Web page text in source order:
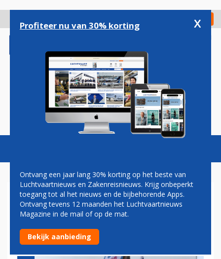
gaan
Check in
Magazine Podcasts Vacatures
AIR FRANCE ONTSLAAT
WERKNEMERS DIE
MANAGERS AANVIELEN
Profiteer nu van 30% korting x
Ontvang een jaar lang 30% korting op het beste van
Luchtvaartnieuws en Zakenreisnieuws. Krijg onbeperkt
toegang tot al het nieuws en de bijbehorende Apps.
Ontvang tevens 12 maanden het Luchtvaartnieuws
Magazine in de mail of op de mat.
Bekijk aanbieding